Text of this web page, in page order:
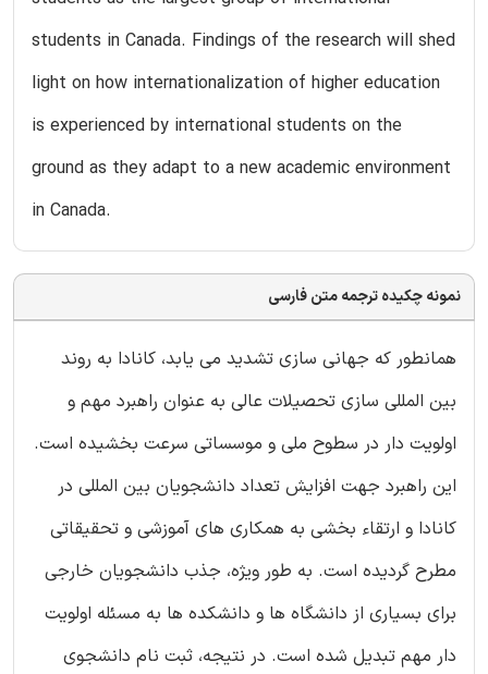
students in Canada. Findings of the research will shed
light on how internationalization of higher education
is experienced by international students on the
ground as they adapt to a new academic environment
in Canada.
نمونه چکیده ترجمه متن فارسی
همانطور که جهانی سازی تشدید می یابد، کانادا به روند
بین المللی سازی تحصیلات عالی به عنوان راهبرد مهم و
اولویت دار در سطوح ملی و موسساتی سرعت بخشیده است.
این راهبرد جهت افزایش تعداد دانشجویان بین المللی در
کانادا و ارتقاء بخشی به همکاری های آموزشی و تحقیقاتی
مطرح گردیده است. به طور ویژه، جذب دانشجویان خارجی
برای بسیاری از دانشگاه ها و دانشکده ها به مسئله اولویت
دار مهم تبدیل شده است. در نتیجه، ثبت نام دانشجوی